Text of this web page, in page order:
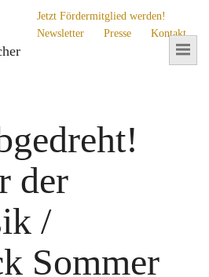
Jetzt Fördermitglied werden!
Newsletter
Presse Kontakt
der
/
Sommer